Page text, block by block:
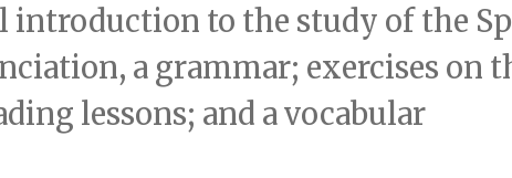
to the study of the
a grammar; exercises on
lessons; and a vocabular